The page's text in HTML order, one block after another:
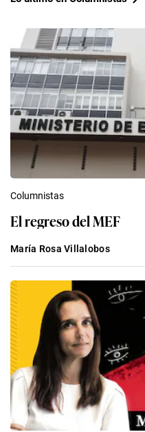
Columnistas
El regreso del MEF
María Rosa Villalobos